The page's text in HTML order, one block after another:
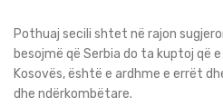
Pothuaj secili shtet në rajon
besojmë që Serbia do ta kuptoj që
Kosovës, është e ardhme e errët
dhe ndërkombëtare.